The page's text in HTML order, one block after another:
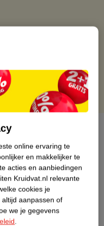
online ervaring te
en makkelijker te
acties en aanbiedingen
Kruidvat.nl relevante
cookies je
aanpassen of
we je gegevens
.